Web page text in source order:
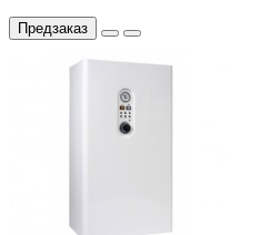
Предзаказ